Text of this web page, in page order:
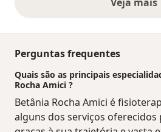
Perguntas frequentes
Quais são as principais
Rocha Amici ?
Betânia Rocha Amici é
alguns dos serviços oferecidos